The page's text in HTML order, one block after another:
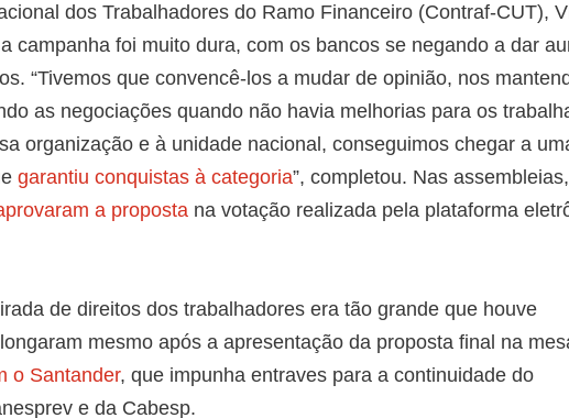
dos Trabalhadores do Ramo Financeiro (Contraf-CUT),
campanha foi muito dura, com os bancos se negando a dar
“Tivemos que convencê-los a mudar de opinião, nos
as negociações quando não havia melhorias para os
organização e à unidade nacional, conseguimos chegar a
garantiu conquistas à categoria”, completou. Nas assembleias,
a proposta na votação realizada pela plataforma
de direitos dos trabalhadores era tão grande que houve
mesmo após a apresentação da proposta final na
o Santander, que impunha entraves para a continuidade do
e da Cabesp.